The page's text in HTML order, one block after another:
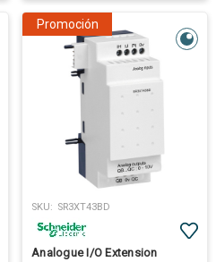
Promoción
SKU: SR3XT43BD
Analogue I/O Extension